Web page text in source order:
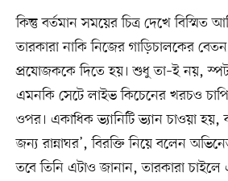
কিন্তু বর্তমান সময়ের চিত্র দেখে
তারকারা নাকি নিজের গাড়িচালকের বেতন
প্রযোজককে দিতে হয়। শুধু তা–ই নয়,
এমনকি সেটে লাইভ কিচেনের খরচও
ওপর। একাধিক ভ্যানিটি ভ্যান চাওয়া
জন্য রান্নাঘর’, বিরক্তি নিয়ে বলেন
তবে তিনি এটাও জানান, তারকারা